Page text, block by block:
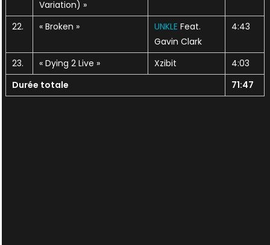
Variation) »
22.
« Broken » UNKLE Feat.
Gavin Clark
4:43
23. « Dying 2 Live » Xzibit
4:03
Durée totale
71:47